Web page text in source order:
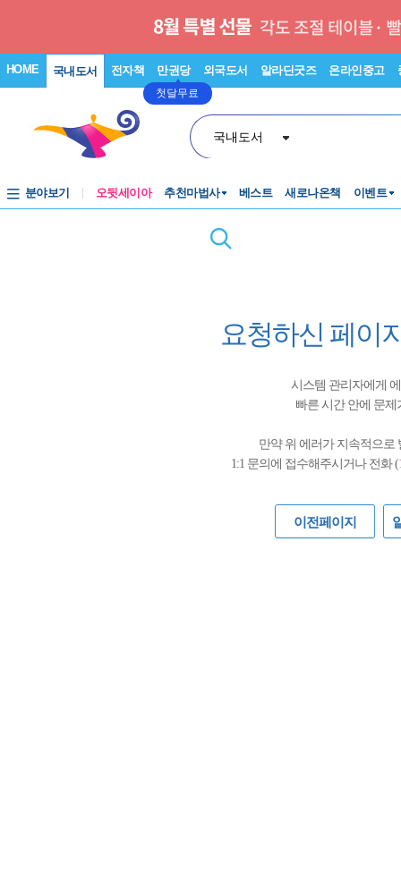
HOME 국내도서 전자책 만권당
첫달무료
외국도서 알라딘굿즈 온라인중고
국내도서
분야보기 오뒷세이아 추천마법사 베스트 새로나온책 이벤트
요청하신 페이
시스템 관리자에게
빠른 시간 안에 문
만약 위 에러가 지속적으로
1:1 문의에 접수해주시거나 전화 (
이전페이지